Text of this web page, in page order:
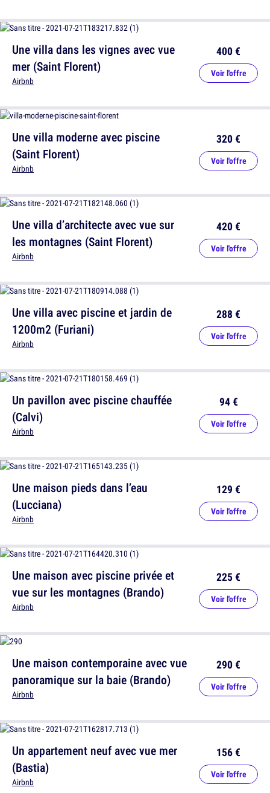
Une villa moderne avec piscine
(Saint Florent)
Airbnb
320 €
Voir l'offre
Une villa avec piscine et jardin de
1200m2 (Furiani)
Airbnb
288 €
Voir l'offre
Une maison pieds dans l’eau
(Lucciana)
Airbnb
129 €
Voir l'offre
Une maison contemporaine avec vue
panoramique sur la baie (Brando)
Airbnb
290 €
Voir l'offre
Une villa dans les vignes avec vue
mer (Saint Florent)
Airbnb
400 €
Voir l'offre
Une villa d’architecte avec vue sur
les montagnes (Saint Florent)
Airbnb
420 €
Voir l'offre
Un pavillon avec piscine chauffée
(Calvi)
Airbnb
94 €
Voir l'offre
Une maison avec piscine privée et
vue sur les montagnes (Brando)
Airbnb
225 €
Voir l'offre
Un appartement neuf avec vue mer
(Bastia)
Airbnb
156 €
Voir l'offre